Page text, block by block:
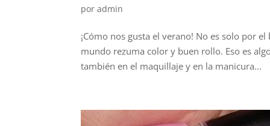
poradmin
¡Cómo nos gusta el verano! No es solo por
mundo rezuma color y buen rollo. Eso es
también en el maquillaje y en la manicura...